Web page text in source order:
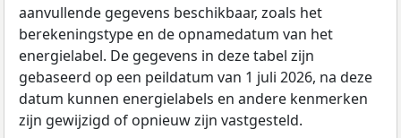
aanvullende gegevens beschikbaar, zoals het
berekeningstype en de opnamedatum van het
energielabel. De gegevens in deze tabel zijn
gebaseerd op een peildatum van 1 juli 2026, na deze
datum kunnen energielabels en andere kenmerken
zijn gewijzigd of opnieuw zijn vastgesteld.